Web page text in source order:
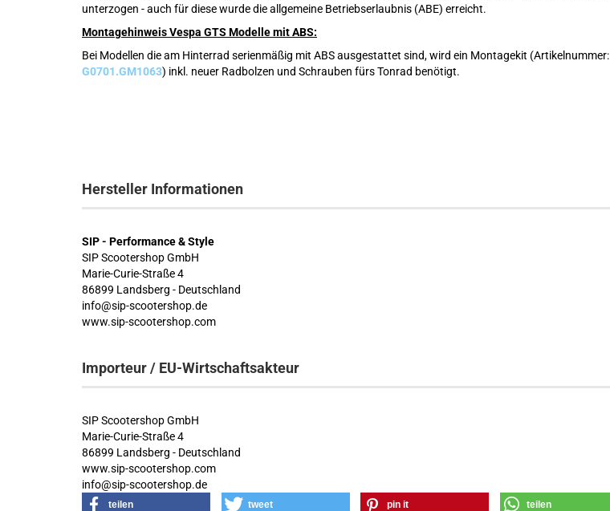
unterzogen - auch für diese wurde die allgemeine Betriebserlaubnis (ABE) erreicht.
Montagehinweis Vespa GTS Modelle mit ABS:
Bei Modellen die am Hinterrad serienmäßig mit ABS ausgestattet sind, wird ein Montagekit (Artikelnummer:
G0701.GM1063) inkl. neuer Radbolzen und Schrauben fürs Tonrad benötigt.
Hersteller Informationen
SIP - Performance & Style
SIP Scootershop GmbH
Marie-Curie-Straße 4
86899 Landsberg - Deutschland
info@sip-scootershop.de
www.sip-scootershop.com
Importeur / EU-Wirtschaftsakteur
SIP Scootershop GmbH
Marie-Curie-Straße 4
86899 Landsberg - Deutschland
www.sip-scootershop.com
info@sip-scootershop.de
teilen tweet pin it teilen